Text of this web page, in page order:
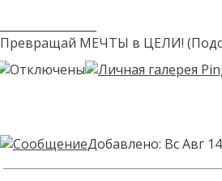
Превращай МЕЧТЫ в ЦЕЛИ!
Добавлено: Вс Авг